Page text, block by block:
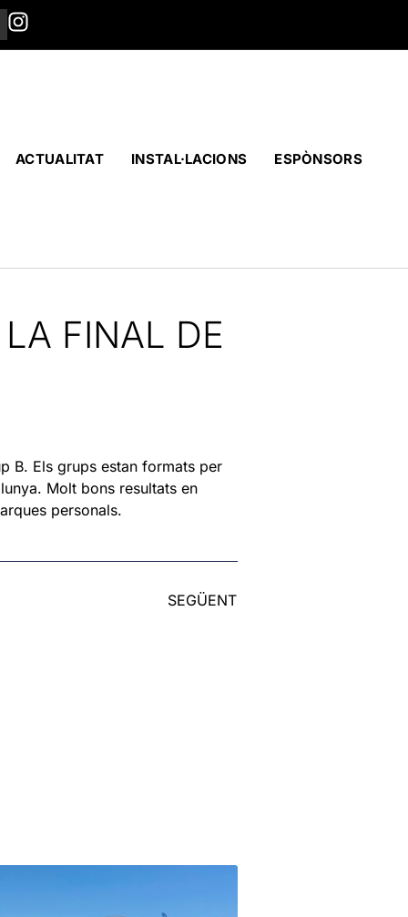
ACTUALITAT INSTAL·LACIONS ESPÒNSORS
FINAL DE
B. Els grups estan formats per
Molt bons resultats en
personals.
SEGÜENT